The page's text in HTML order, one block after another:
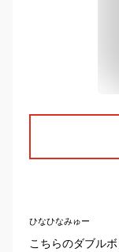
ひなひなみゅー
こちらのダブル